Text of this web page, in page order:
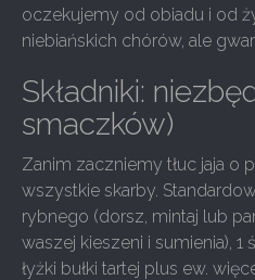
oczekujemy od obiadu i od
niebiańskich chórów, ale
Składniki:
smaczków)
Zanim zaczniemy tłuc jaja o
wszystkie skarby.
rybnego (dorsz, mintaj lub
waszej kieszeni i sumienia), 1
łyżki bułki tartej plus ew.